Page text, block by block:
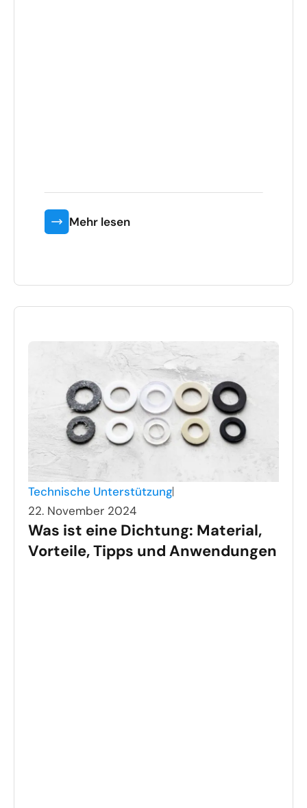
Mehr lesen
Technische Unterstützung
22. November 2024
Was ist eine Dichtung: Material,
Vorteile, Tipps und Anwendungen